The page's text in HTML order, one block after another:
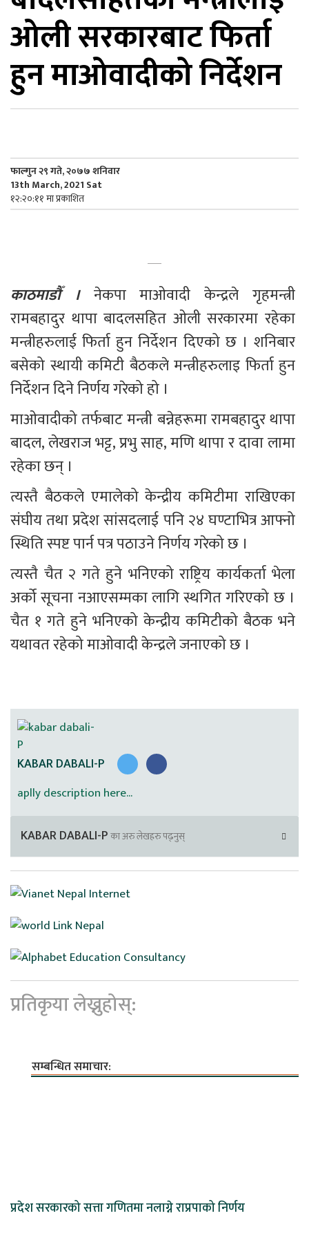
ओली सरकारबाट फिर्ता
हुन माओवादीको निर्देशन
फाल्गुन २९ गते, २०७७ शनिवार
13th March, 2021 Sat
१२:२०:११ मा प्रकाशित
काठमाडौँ । नेकपा माओवादी केन्द्रले गृहमन्त्री
रामबहादुर थापा बादलसहित ओली सरकारमा रहेका
मन्त्रीहरुलाई फिर्ता हुन निर्देशन दिएको छ । शनिबार
बसेको स्थायी कमिटी बैठकले मन्त्रीहरुलाइ फिर्ता हुन
निर्देशन दिने निर्णय गरेको हो ।
माओवादीको तर्फबाट मन्त्री बन्नेहरूमा रामबहादुर थापा
बादल, लेखराज भट्ट, प्रभु साह, मणि थापा र दावा लामा
रहेका छन् ।
त्यस्तै बैठकले एमालेको केन्द्रीय कमिटीमा राखिएका
संघीय तथा प्रदेश सांसदलाई पनि २४ घण्टाभित्र आफ्नो
स्थिति स्पष्ट पार्न पत्र पठाउने निर्णय गरेको छ ।
त्यस्तै चैत २ गते हुने भनिएको राष्ट्रिय कार्यकर्ता भेला
अर्को सूचना नआएसम्मका लागि स्थगित गरिएको छ ।
चैत १ गते हुने भनिएको केन्द्रीय कमिटीको बैठक भने
यथावत रहेको माओवादी केन्द्रले जनाएको छ ।
KABAR DABALI-P
aplly description here...
KABAR DABALI-Pका अरु लेखहरु पढ्नुस्
प्रतिकृया लेख्नुहोस्:
सम्बन्धित समाचार:
प्रदेश सरकारको सत्ता गणितमा नलाग्ने राप्रपाको निर्णय